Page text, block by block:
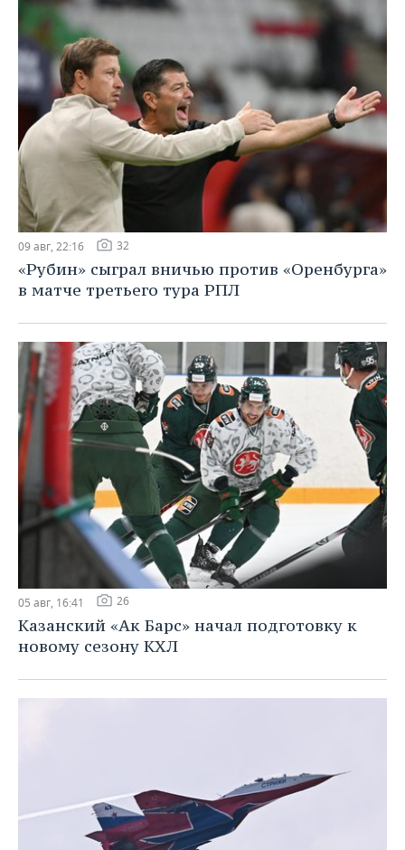
09 авг, 22:16 32
«Рубин» сыграл вничью против «Оренбурга»
в матче третьего тура РПЛ
05 авг, 16:41 26
Казанский «Ак Барс» начал подготовку к
новому сезону КХЛ